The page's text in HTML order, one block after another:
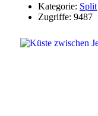
Kategorie: Split
Zugriffe: 9487